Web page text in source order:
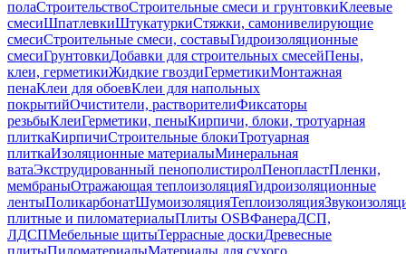
полаСтроительствоСтроительные смеси и грунтовкиКлеевые
смесиШпатлевкиШтукатуркиСтяжки, самонивелирующие
смесиСтроительные смеси, составыГидроизоляционные
смесиГрунтовкиДобавки для строительных смесейПены,
клеи, герметикиЖидкие гвоздиГерметикиМонтажная
пенаКлеи для обоевКлеи для напольных
покрытийОчистители, растворителиФиксаторы
резьбыКлеиГерметики, пеныКирпичи, блоки, тротуарная
плиткаКирпичиСтроительные блокиТротуарная
плиткаИзоляционные материалыМинеральная
ватаЭкструдированный пенополистиролПенопластПленки,
мембраныОтражающая теплоизоляцияГидроизоляционные
лентыПоликарбонатШумоизоляцияТеплоизоляция
плитные и пиломатериалыПлиты OSBФанераДСП,
ЛДСПМебельные щитыТеррасные доскиДревесные
плитыПиломатериалыМатериалы для сухого